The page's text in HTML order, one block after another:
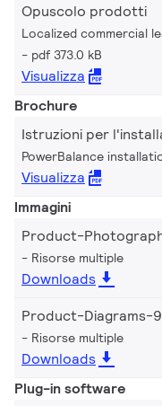
Opuscolo prodotti
Localized commercial
pdf 373.0 kB
Visualizza
Brochure
Istruzioni per
PowerBalance
Visualizza
Immagini
Product-
Risorse multiple
Downloads
Product-Diagrams-
Risorse multiple
Downloads
Plug-in software